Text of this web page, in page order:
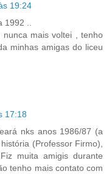
19:24
..
mais voltei , tenho
minhas amigas do liceu
17:18
nks anos 1986/87 (a
(Professor Firmo),
muita amigis durante
tenho mais contato com